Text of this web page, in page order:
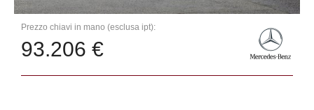
Prezzo chiavi in mano (esclusa ipt):
93.206 €